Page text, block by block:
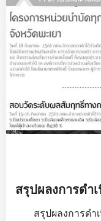
สรุปผลงการดำ
สรุปผลงการดำ